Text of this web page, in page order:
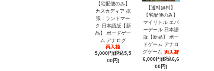
【宅配便のみ】
カスカディア 拡
張：ランドマー
ク 日本語版【新
品】 ボードゲー
ム アナログ
5,000円(税込5,5
00円)
【送料無料】
【宅配便のみ】
マイリトル エバ
ーデール 日本語
版【新品】 ボー
ドゲーム アナロ
グゲーム
6,000円(税込6,6
00円)